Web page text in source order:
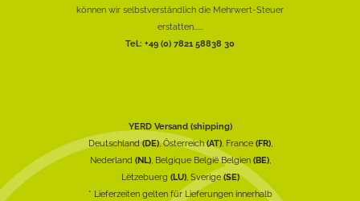
können wir selbstverständlich die Mehrwert-Steuer
erstatten......
Tel.: +49 (0) 7821 58838 30
YERD Versand (shipping)
Deutschland(DE), Österreich(AT), France (FR),
Nederland (NL), Belgique België Belgien (BE),
Lëtzebuerg (LU), Sverige(SE)
* Lieferzeiten gelten für Lieferungen innerhalb